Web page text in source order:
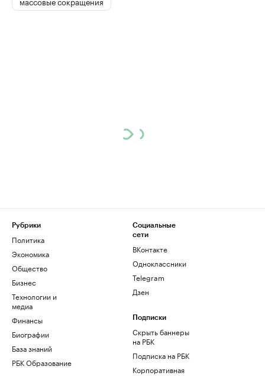
Рубрики
Политика
Экономика
Общество
Бизнес
Технологии и
медиа
Финансы
Биографии
База знаний
РБК Образование
Социальные
сети
ВКонтакте
Одноклассники
Telegram
Дзен
Подписки
Скрыть баннеры
на РБК
Подписка на РБК
Корпоративная